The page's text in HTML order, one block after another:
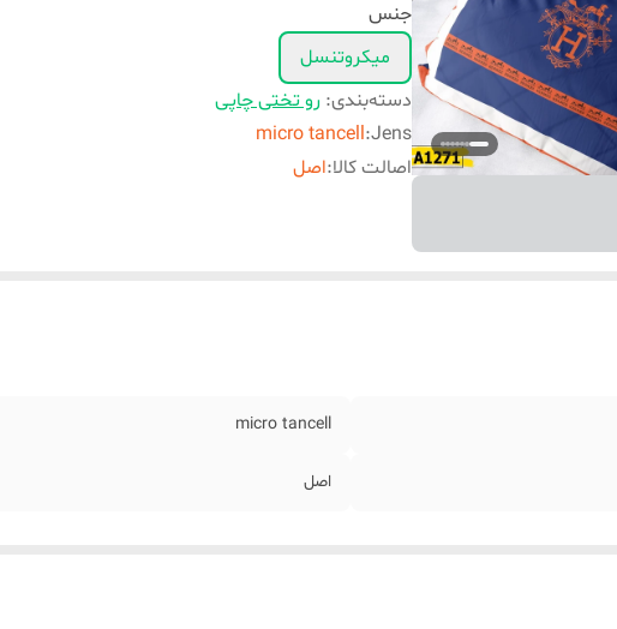
جنس
میکروتنسل
دسته‌بندی: رو تختی چاپی
Jens
:
micro tancell
اصالت کالا:اصل
micro tancell
اصل